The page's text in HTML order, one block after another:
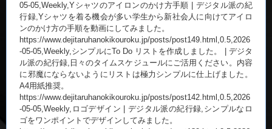
05-05,Weekly,Yシャツのアイロンのかけ方手順 | デジタル派の紀
行録,Yシャツを着る機会が多い学生から新社会人に向けてアイロ
ンのかけ方の手順を動画にしてみました。
https://www.dejitaruhanokikouroku.jp/posts/post149.html,0.5,2026
-05-05,Weekly,シンプルにTo Do リストを作成しました。 | デジタ
ル派の紀行録,日々のタイムスケジュールにご活用ください。内容
に邪魔にならないようにリストは極力シンプルに仕上げました。
A4用紙推奨。
https://www.dejitaruhanokikouroku.jp/posts/post142.html,0.5,2026
-05-05,Weekly,ロゴデザイン | デジタル派の紀行録,シンプルなロ
ゴをワンポイントでデザインしてみました。